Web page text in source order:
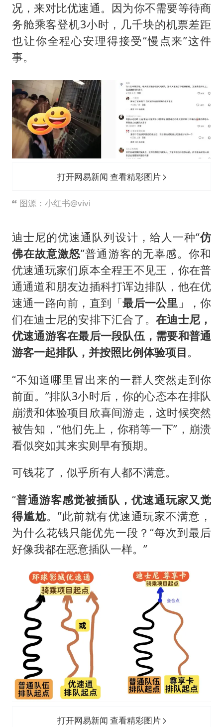
况，来对比优速通。因为你不需要等待商
务舱乘客登机3小时，几千块的机票差距
也让你全程心安理得接受“慢点来”这件
事。
打开网易新闻 查看精彩图片
图源：小红书@vivi
迪士尼的优速通队列设计，给人一种“仿
佛在故意激怒”普通游客的无辜感。你和
优速通玩家们原本全程王不见王，你在普
通通道和朋友边插科打诨边排队，他在优
速通一路向前，直到「最后一公里 」，你
们在迪士尼的安排下汇合了。在迪士尼，
优速通游客在最后一段队伍，需要和普通
游客一起排队，并按照比例体验项目。
“不知道哪里冒出来的一群人突然走到你
前面。”排队3小时后，你的心态本在排队
崩溃和体验项目欣喜间游走，这时候突然
被告知，“他们先上，你稍等一下”，崩溃
看似突如其来实则早有预期。
可钱花了，似乎所有人都不满意。
“普通游客感觉被插队，优速通玩家又觉
得尴尬。”此前就有优速通玩家不满意，
为什么花钱只能优先一段？“每次到最后
好像我都在恶意插队一样。”
打开网易新闻 查看精彩图片